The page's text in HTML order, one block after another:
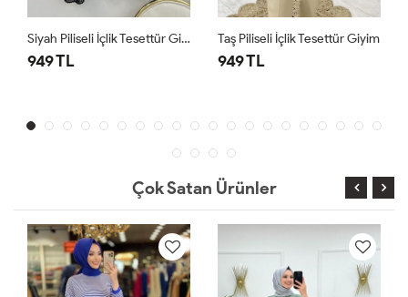
Siyah Piliseli İçlik Tesettür Giyim
949 TL
Taş Piliseli İçlik Tesettür Giyim
949 TL
Çok Satan Ürünler